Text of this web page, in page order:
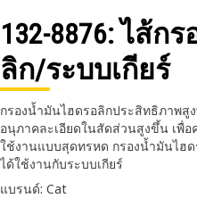
132-8876: ไส้ก
ลิก/ระบบเกียร์
กรองน้ำมันไฮดรอลิกประสิทธิภาพสู
อนุภาคละเอียดในสัดส่วนสูงขึ้น เพื่
ใช้งานแบบสุดทรหด กรองน้ำมันไฮ
ได้ใช้งานกับระบบเกียร์
แบรนด์: Cat